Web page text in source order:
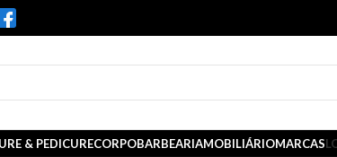
& PEDICURECORPOBARBEARIAMOBILIÁRIOMARCAS